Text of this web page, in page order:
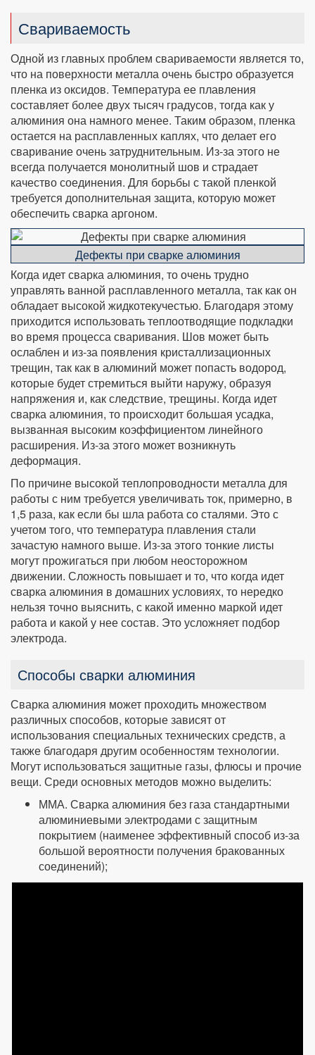
Свариваемость
Одной из главных проблем свариваемости является то,
что на поверхности металла очень быстро образуется
пленка из оксидов. Температура ее плавления
составляет более двух тысяч градусов, тогда как у
алюминия она намного менее. Таким образом, пленка
остается на расплавленных каплях, что делает его
сваривание очень затруднительным. Из-за этого не
всегда получается монолитный шов и страдает
качество соединения. Для борьбы с такой пленкой
требуется дополнительная защита, которую может
обеспечить сварка аргоном.
Дефекты при сварке алюминия
Когда идет сварка алюминия, то очень трудно
управлять ванной расплавленного металла, так как он
обладает высокой жидкотекучестью. Благодаря этому
приходится использовать теплоотводящие подкладки
во время процесса сваривания. Шов может быть
ослаблен и из-за появления кристаллизационных
трещин, так как в алюминий может попасть водород,
которые будет стремиться выйти наружу, образуя
напряжения и, как следствие, трещины. Когда идет
сварка алюминия, то происходит большая усадка,
вызванная высоким коэффициентом линейного
расширения. Из-за этого может возникнуть
деформация.
По причине высокой теплопроводности металла для
работы с ним требуется увеличивать ток, примерно, в
1,5 раза, как если бы шла работа со сталями. Это с
учетом того, что температура плавления стали
зачастую намного выше. Из-за этого тонкие листы
могут прожигаться при любом неосторожном
движении. Сложность повышает и то, что когда идет
сварка алюминия в домашних условиях, то нередко
нельзя точно выяснить, с какой именно маркой идет
работа и какой у нее состав. Это усложняет подбор
электрода.
Способы сварки алюминия
Сварка алюминия может проходить множеством
различных способов, которые зависят от
использования специальных технических средств, а
также благодаря другим особенностям технологии.
Могут использоваться защитные газы, флюсы и прочие
вещи. Среди основных методов можно выделить:
ММА. Сварка алюминия без газа стандартными
алюминиевыми электродами с защитным
покрытием (наименее эффективный способ из-за
большой вероятности получения бракованных
соединений);